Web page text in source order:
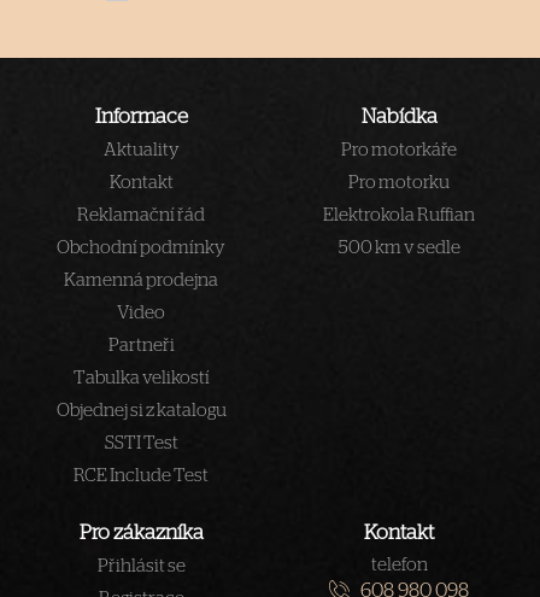
Informace
Aktuality
Kontakt
Reklamační řád
Obchodní podmínky
Kamenná prodejna
Video
Partneři
Tabulka velikostí
Objednej si z katalogu
SSTI Test
RCE Include Test
Nabídka
Pro motorkáře
Pro motorku
Elektrokola Ruffian
500 km v sedle
Pro zákazníka
Přihlásit se
Kontakt
telefon
608 980 098